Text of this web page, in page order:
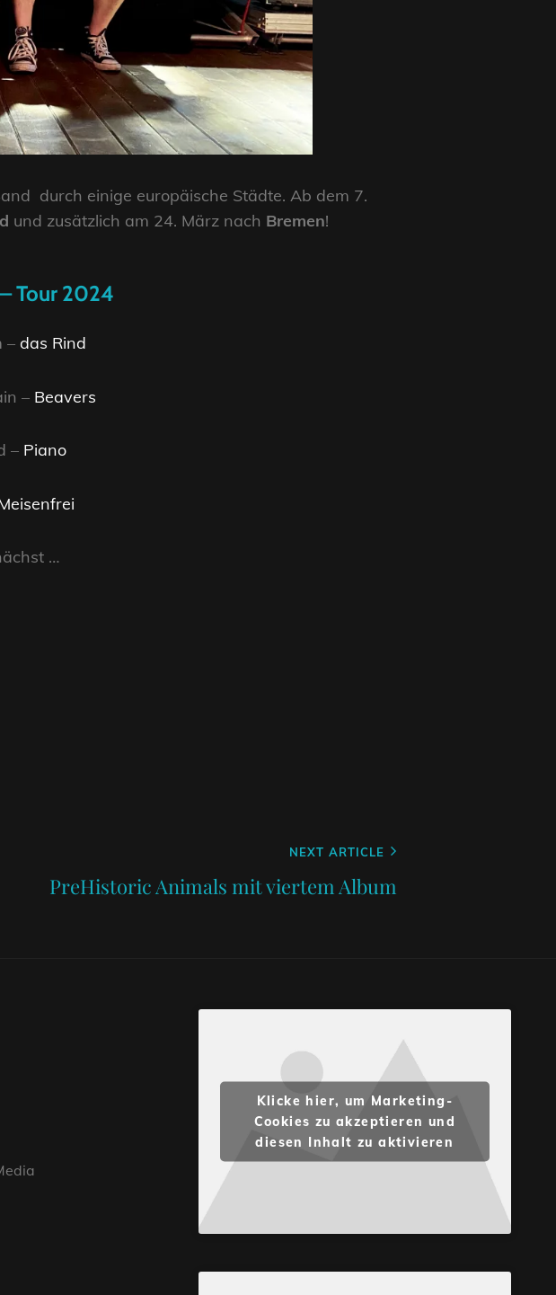
durch einige europäische Städte. Ab dem 7.
und zusätzlich am 24. März nach Bremen!
Tour 2024
– das Rind
– Beavers
– Piano
…
NEXT ARTICLE
PreHistoric Animals mit viertem Album
Klicke hier, um Marketing-
Cookies zu akzeptieren und
diesen Inhalt zu aktivieren